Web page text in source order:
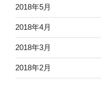
2018年5月
2018年4月
2018年3月
2018年2月